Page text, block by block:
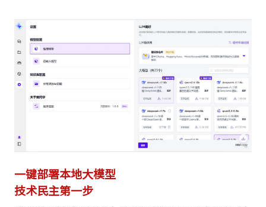
一键部署本地大模型
技术民主第一步